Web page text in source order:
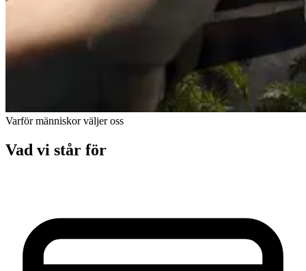
Varför människor väljer oss
Vad vi står för